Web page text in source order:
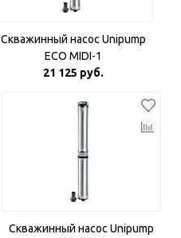
Скважинный насос Unipump
ECO MIDI-1
21 125 руб.
Скважинный насос Unipump